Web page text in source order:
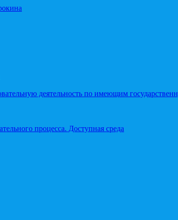
деятельность по имеющим
процесса. Доступная среда